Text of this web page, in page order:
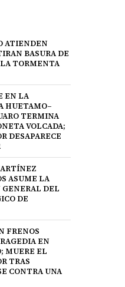
ATIENDEN
BASURA DE
TORMENTA
EN LA
HUETAMO–
TERMINA
VOLCADA;
DESAPARECE
ASUME LA
DEL
DE
FRENOS
EN
MUERE EL
TRAS
CONTRA UNA